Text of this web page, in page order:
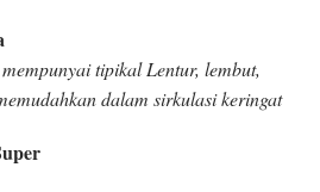
tipikal Lentur, lembut,
dalam sirkulasi keringat